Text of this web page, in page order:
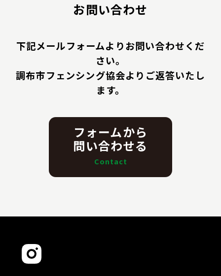
お問い合わせ
下記メールフォームよりお問い合わせくだ
さい。
調布市フェンシング協会よりご返答いたし
ます。
フォームから
問い合わせる
Contact